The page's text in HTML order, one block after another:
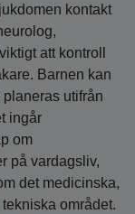
kontakt
att kontroll
Barnen kan
utifrån
ingår
om
på vardagsliv,
det medicinska,
området.